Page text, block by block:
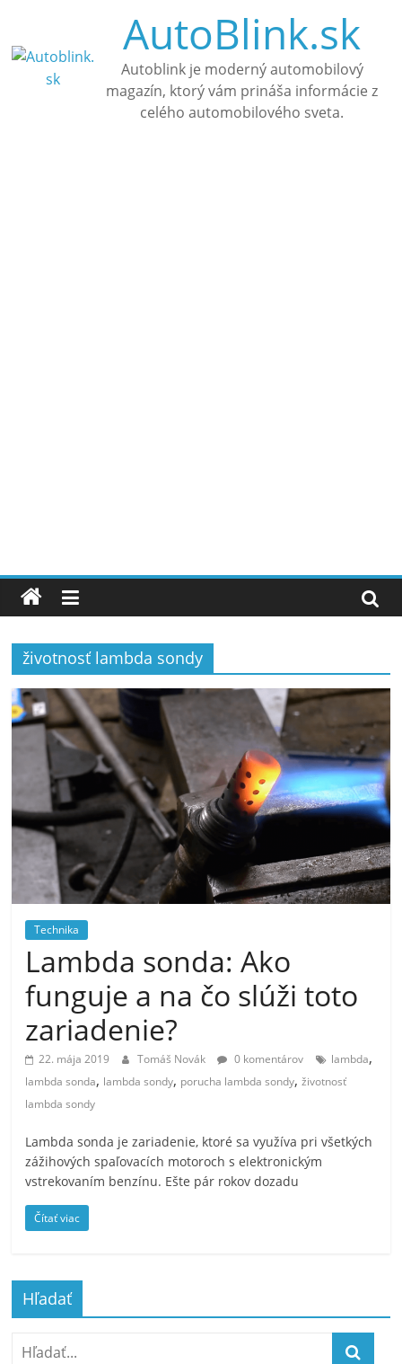
content
AutoBlink.sk
Autoblink je moderný automobilový
magazín, ktorý vám prináša informácie z
celého automobilového sveta.
životnosť lambda sondy
Technika
Lambda sonda: Ako
funguje a na čo slúži toto
zariadenie?
22. mája 2019 Tomáš Novák 0 komentárov lambda,
lambda sonda, lambda sondy, porucha lambda sondy,životnosť
lambda sondy
Lambda sonda je zariadenie, ktoré sa využíva pri všetkých
zážihových spaľovacích motoroch s elektronickým
vstrekovaním benzínu. Ešte pár rokov dozadu
Čítať viac
Hľadať